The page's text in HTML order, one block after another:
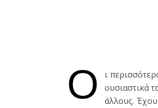
Ο
ι
ουσιαστικά
άλλους.